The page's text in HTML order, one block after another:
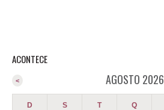
ACONTECE
AGOSTO 2026
<
D S T Q